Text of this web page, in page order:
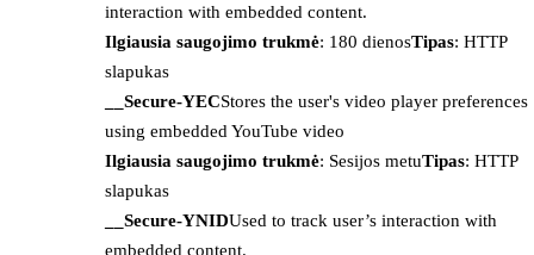
interaction with embedded content.
Ilgiausia saugojimo trukmė: 180 dienosTipas: HTTP
slapukas
__Secure-YECStores the user's video player preferences
using embedded YouTube video
Ilgiausia saugojimo trukmė: Sesijos metuTipas: HTTP
slapukas
__Secure-YNIDUsed to track user’s interaction with
embedded content.